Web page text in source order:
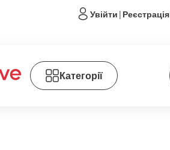
Увійти | Реєстрація
Категорії